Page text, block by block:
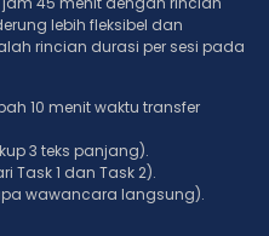
lebih fleksibel dan
rincian durasi per sesi pada
10 menit waktu transfer
3 teks panjang).
Task 1 dan Task 2).
wawancara langsung).